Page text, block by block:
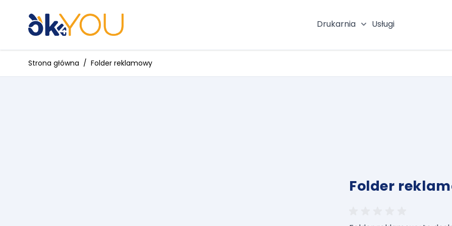
Drukarnia
Usługi
Strona główna / Folder reklamowy
Folder